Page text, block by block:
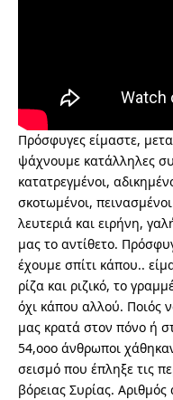
Πρόσφυγες είμαστε,
ψάχνουμε κατάλληλες
κατατρεγμένοι,
σκοτωμένοι,
λευτεριά και ειρήνη,
μας το αντίθετο.
έχουμε σπίτι κάπου..
ρίζα και ριζικό, το
όχι κάπου αλλού. Ποιός
μας κρατά στον πόνο ή
54,οοο άνθρωποι
σεισμό που έπληξε τις
βόρειας Συρίας.